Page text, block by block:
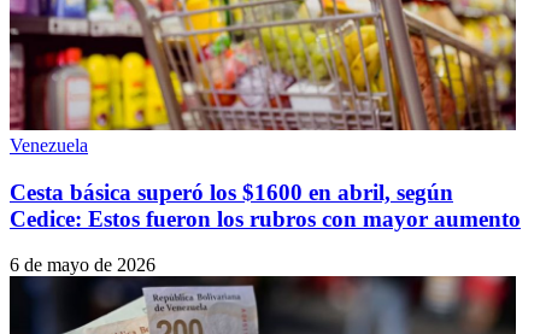
Venezuela
Cesta básica superó los $1600 en abril, según
Cedice: Estos fueron los rubros con mayor aumento
6 de mayo de 2026